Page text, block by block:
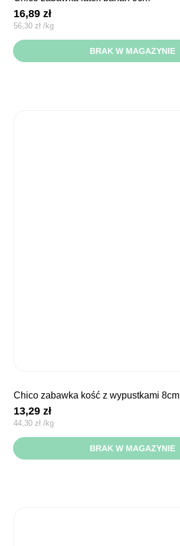
16,89zł
56,30zł /kg
BRAK W MAGAZYNIE
chico zabawka kość z wypustkami 8cm
13,29zł
44,30 zł /kg
BRAK W MAGAZYNIE